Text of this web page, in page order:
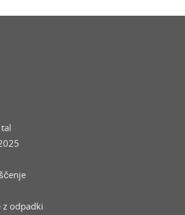
z odpadki